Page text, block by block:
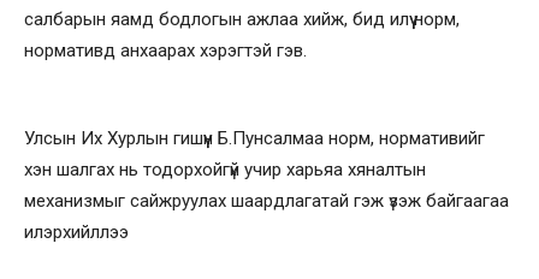
салбарын яамд бодлогын ажлаа хийж, бид илүү норм,
нормативд анхаарах хэрэгтэй гэв.
Улсын Их Хурлын гишүүн Б.Пунсалмаа норм, нормативийг
хэн шалгах нь тодорхойгүй учир харьяа хяналтын
механизмыг сайжруулах шаардлагатай гэж үзэж байгаагаа
илэрхийллээ